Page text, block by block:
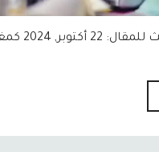
آخر تحديث